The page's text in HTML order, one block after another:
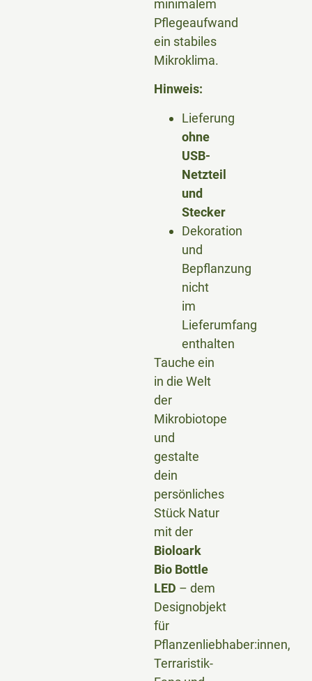
minimalem
Pflegeaufwand
ein stabiles
Mikroklima.
Hinweis:
Lieferung
ohne
USB-
Netzteil
und
Stecker
Dekoration
und
Bepflanzung
nicht
im
Lieferumfang
enthalten
Tauche ein
in die Welt
der
Mikrobiotope
und
gestalte
dein
persönliches
Stück Natur
mit der
Bioloark
Bio Bottle
LED – dem
Designobjekt
für
Pflanzenliebhaber:innen,
Terraristik-